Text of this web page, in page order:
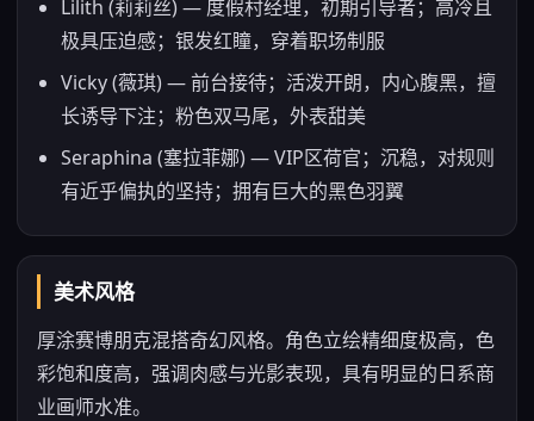
Lilith (莉莉丝) — 度假村经理，初期引导者；高冷且
极具压迫感；银发红瞳，穿着职场制服
Vicky (薇琪) — 前台接待；活泼开朗，内心腹黑，擅
长诱导下注；粉色双马尾，外表甜美
Seraphina (塞拉菲娜) — VIP区荷官；沉稳，对规则
有近乎偏执的坚持；拥有巨大的黑色羽翼
美术风格
厚涂赛博朋克混搭奇幻风格。角色立绘精细度极高，色
彩饱和度高，强调肉感与光影表现，具有明显的日系商
业画师水准。